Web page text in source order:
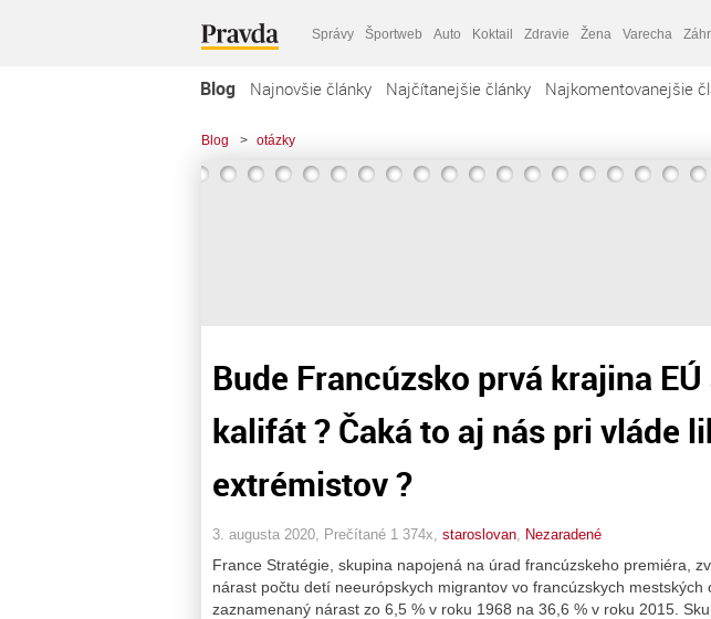
Správy Športweb Auto Koktail Zdravie Žena Varecha
Blog Najnovšie články Najčítanejšie články Najkomentovanejšie
Blog > otázky
Bude Francúzsko prvá krajina
kalifát ? Čaká to aj nás pri vláde
extrémistov ?
3. augusta 2020, Prečítané 1 374x, staroslovan Nezaradené
France Stratégie, skupina napojená na úrad francúzskeho premiéra,
nárast počtu detí neeurópskych migrantov vo francúzskych
zaznamenaný nárast zo 6,5 % v roku 1968 na 36,6 % v roku 2015.